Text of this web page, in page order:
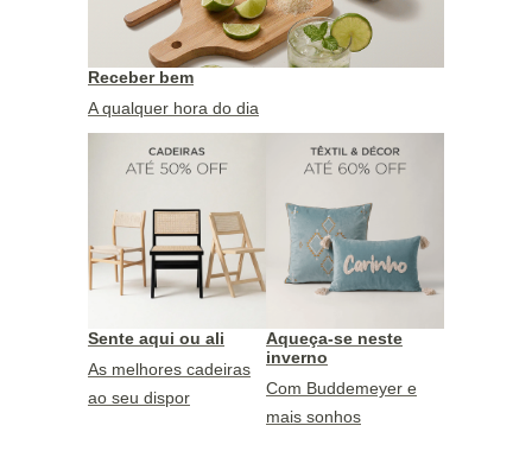
Receber bem
A qualquer hora do dia
Sente aqui ou ali
As melhores cadeiras
ao seu dispor
Aqueça-se neste
inverno
Com Buddemeyer e
mais sonhos